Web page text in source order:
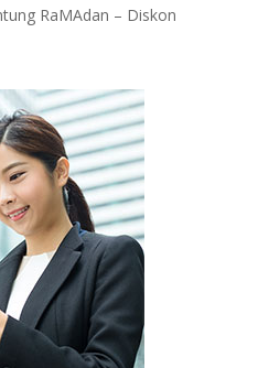
RaMAdan – Diskon